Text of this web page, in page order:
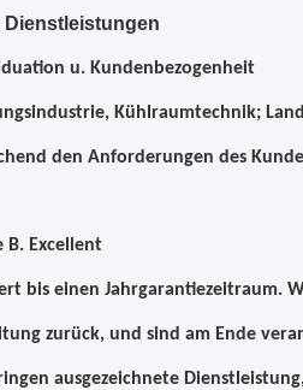
Dienstleistungen
u. Kundenbezogenheit
Kühlraumtechnik;
den Anforderungen des
B. Excellent
bis einen Jahrgarantiezeitraum.
zurück, und sind am Ende
ausgezeichnete